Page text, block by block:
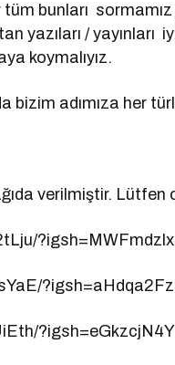
bunları
yazıları /
koymalıyız.
bizim adımıza her
verilmiştir. Lütfen